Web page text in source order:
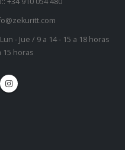
Lun - Jue / 9 a 14 - 15 a 18 horas
15 horas